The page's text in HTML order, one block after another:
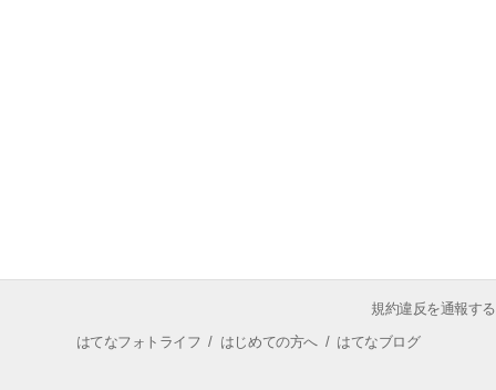
規約違反を通報する
はてなフォトライフ / はじめての方へ/ はてなブログ